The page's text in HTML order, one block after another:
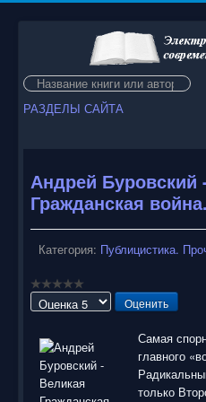
Искать...
РАЗДЕЛЫ САЙТА
Андрей Буровский
Гражданская
Категория: Публицистика.
Пожалуйста,
Самая
главного
только